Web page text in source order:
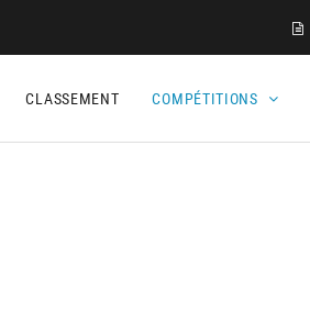
CLASSEMENT COMPÉTITIONS